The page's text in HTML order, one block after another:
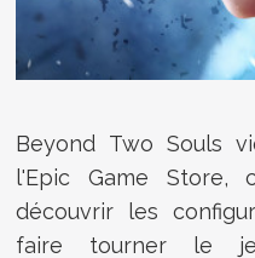
Beyond Two Souls
l'Epic Game Store,
découvrir les
faire tourner le